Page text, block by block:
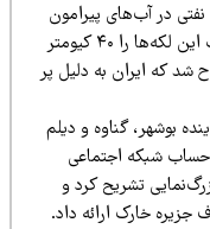
آب‌های پیرامون
جزیره خارک منتشر شد. برخی رسانه‌ها وسعت این لکه‌ها را ۴۰ کیومتر
ایران به دلیل پر
گناوه و دیلم
شبکه اجتماعی
تشریح کرد و
خارک ارائه داد.